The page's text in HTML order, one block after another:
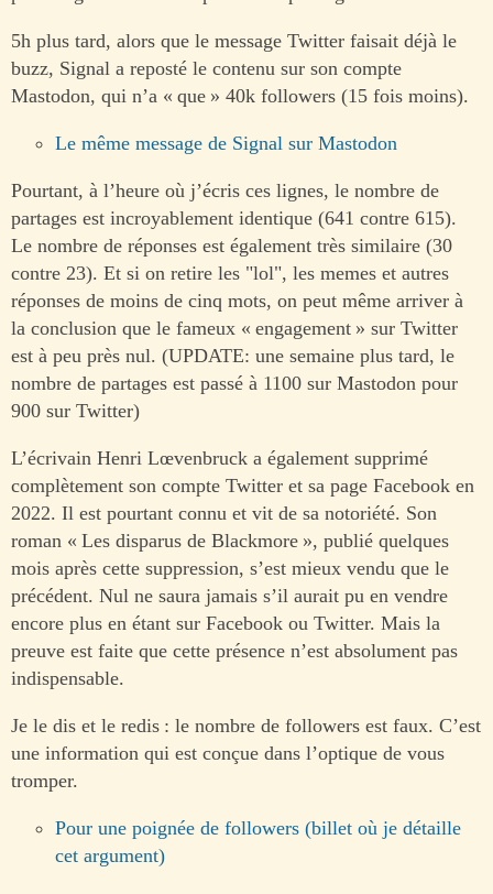
5h plus tard, alors que le message Twitter faisait déjà le
buzz, Signal a reposté le contenu sur son compte
Mastodon, qui n’a « que » 40k followers (15 fois moins).
Le même message de Signal sur Mastodon
Pourtant, à l’heure où j’écris ces lignes, le nombre de
partages est incroyablement identique (641 contre 615).
Le nombre de réponses est également très similaire (30
contre 23). Et si on retire les "lol", les memes et autres
réponses de moins de cinq mots, on peut même arriver à
la conclusion que le fameux « engagement » sur Twitter
est à peu près nul. (UPDATE: une semaine plus tard, le
nombre de partages est passé à 1100 sur Mastodon pour
900 sur Twitter)
L’écrivain Henri Lœvenbruck a également supprimé
complètement son compte Twitter et sa page Facebook en
2022. Il est pourtant connu et vit de sa notoriété. Son
roman « Les disparus de Blackmore », publié quelques
mois après cette suppression, s’est mieux vendu que le
précédent. Nul ne saura jamais s’il aurait pu en vendre
encore plus en étant sur Facebook ou Twitter. Mais la
preuve est faite que cette présence n’est absolument pas
indispensable.
Je le dis et le redis : le nombre de followers est faux. C’est
une information qui est conçue dans l’optique de vous
tromper.
Pour une poignée de followers (billet où je détaille
cet argument)